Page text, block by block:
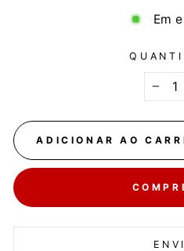
Em
ADICIONAR AO